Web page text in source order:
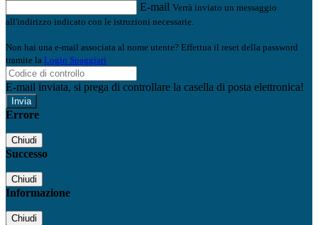
E-mail Verrà inviato un messaggio
all'indirizzo indicato con le istruzioni necessarie.
Non hai una e-mail associata al nome utente? Effettua il reset della password
tramite la Login Spaggiari
E-mail inviata, si prega di controllare la casella di posta elettronica!
Errore
Chiudi
Successo
Chiudi
Informazione
Chiudi